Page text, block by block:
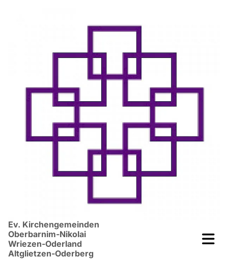
Ev. Kirchengemeinden
Oberbarnim-Nikolai
Wriezen-Oderland
Altglietzen-Oderberg